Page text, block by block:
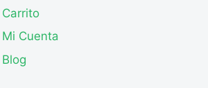
Carrito
Mi Cuenta
Blog